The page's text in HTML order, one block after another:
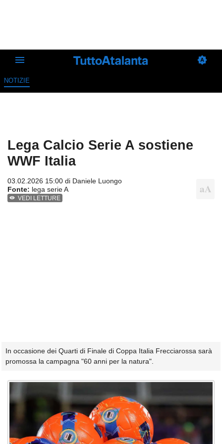
NOTIZIE
Lega Calcio Serie A sostiene
WWF Italia
03.02.2026 15:00 di Daniele Luongo
Fonte: lega serie A
VEDI LETTURE
In occasione dei Quarti di Finale di Coppa Italia Frecciarossa sarà
promossa la campagna "60 anni per la natura".